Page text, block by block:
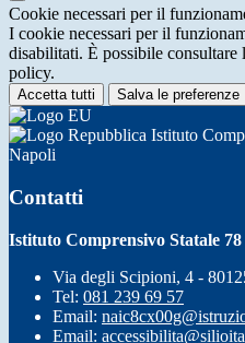
Cookie necessari per il
I cookie necessari per il
disabilitati. È possibile
policy.
Accetta tutti Salva le preferenze
Istituto
Napoli
Contatti
Istituto Comprensivo Statale
Via degli Scipioni, 4 -
Tel: 081 239 69 57
Email:
Email: